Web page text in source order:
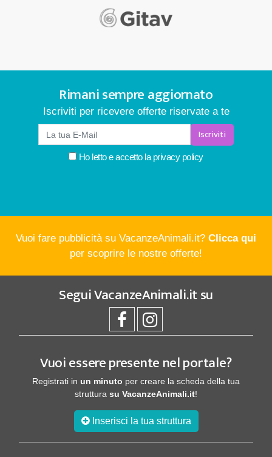
Rimani sempre aggiornato
Iscriviti per ricevere offerte riservate a te
Iscriviti
Ho letto e accetto laprivacy policy
Vuoi fare pubblicità su VacanzeAnimali.it? Clicca qui
per scoprire le nostre offerte!
SeguiVacanzeAnimali.itsu
Vuoi essere presente nel portale?
Registrati in un minuto per creare la scheda della tua
struttura su VacanzeAnimali.it!
Inserisci la tua struttura